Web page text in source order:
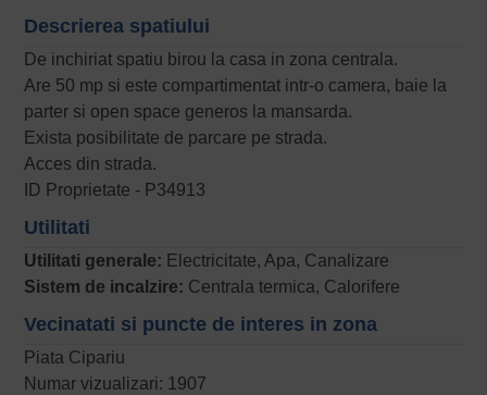
Descrierea spatiului
De inchiriat spatiu birou la casa in zona centrala.
Are 50 mp si este compartimentat intr-o camera, baie la
parter si open space generos la mansarda.
Exista posibilitate de parcare pe strada.
Acces din strada.
ID Proprietate - P34913
Utilitati
Utilitati generale: Electricitate, Apa, Canalizare
Sistem de incalzire: Centrala termica, Calorifere
Vecinatati si puncte de interes in zona
Piata Cipariu
Numar vizualizari: 1907